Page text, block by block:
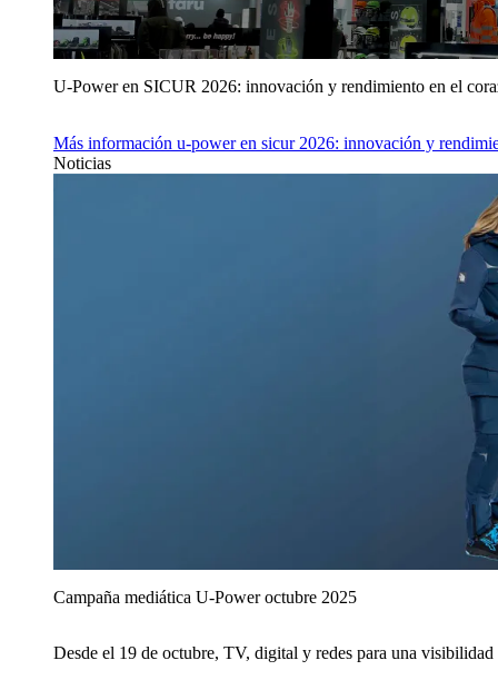
U‑Power en SICUR 2026: innovación y rendimiento en el
Más información u‑power en sicur 2026: innovación y
Noticias
Campaña mediática U‑Power octubre 2025
Desde el 19 de octubre, TV, digital y redes para una